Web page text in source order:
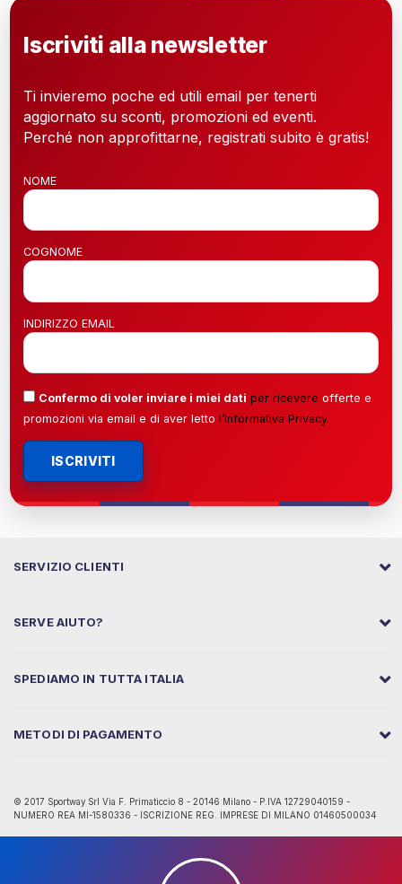
Iscriviti alla newsletter
Ti invieremo poche ed utili email per tenerti
aggiornato su sconti, promozioni ed eventi.
Perché non approfittarne, registrati subito è gratis!
NOME
COGNOME
INDIRIZZO EMAIL
Confermo di voler inviare i miei dati per ricevere offerte e
promozioni via email e di aver letto l’Informativa Privacy.
ISCRIVITI
SERVIZIO CLIENTI
SERVE AIUTO?
SPEDIAMO IN TUTTA ITALIA
METODI DI PAGAMENTO
© 2017 Sportway Srl Via F. Primaticcio 8 - 20146 Milano - P.IVA 12729040159 -
NUMERO REA MI-1580336 - ISCRIZIONE REG. IMPRESE DI MILANO 01460500034